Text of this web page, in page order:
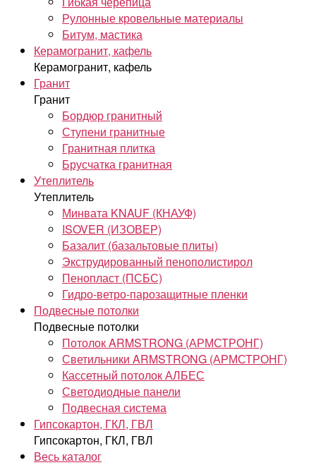
Рулонные кровельные материалы
Битум, мастика
Керамогранит, кафель
Керамогранит, кафель
Гранит
Гранит
Бордюр гранитный
Ступени гранитные
Гранитная плитка
Брусчатка гранитная
Утеплитель
Утеплитель
Минвата KNAUF (КНАУФ)
ISOVER (ИЗОВЕР)
Базалит (базальтовые плиты)
Экструдированный пенополистирол
Пенопласт (ПСБС)
Гидро-ветро-парозащитные пленки
Подвесные потолки
Подвесные потолки
Потолок ARMSTRONG (АРМСТРОНГ)
Светильники ARMSTRONG (АРМСТРОНГ)
Кассетный потолок АЛБЕС
Светодиодные панели
Подвесная система
Гипсокартон, ГКЛ, ГВЛ
Гипсокартон, ГКЛ, ГВЛ
Весь каталог